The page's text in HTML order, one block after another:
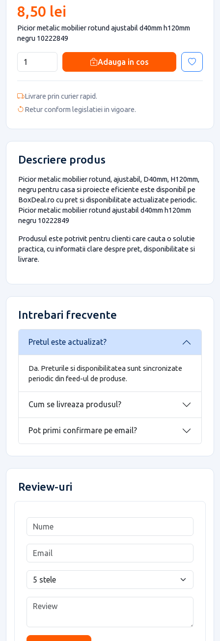
8,50 lei
Picior metalic mobilier rotund ajustabil d40mm h120mm
negru 10222849
Adauga in cos
Livrare prin curier rapid.
Retur conform legislatiei in vigoare.
Descriere produs
Picior metalic mobilier rotund, ajustabil, D40mm, H120mm,
negru pentru casa si proiecte eficiente este disponibil pe
BoxDeal.ro cu pret si disponibilitate actualizate periodic.
Picior metalic mobilier rotund ajustabil d40mm h120mm
negru 10222849
Produsul este potrivit pentru clienti care cauta o solutie
practica, cu informatii clare despre pret, disponibilitate si
livrare.
Intrebari frecvente
Pretul este actualizat?
Da. Preturile si disponibilitatea sunt sincronizate
periodic din feed-ul de produse.
Cum se livreaza produsul?
Pot primi confirmare pe email?
Review-uri